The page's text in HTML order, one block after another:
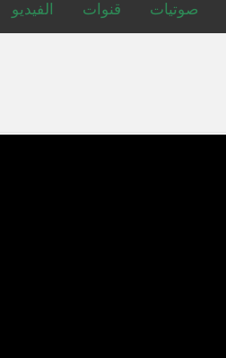
الفيديو قنوات صوتيات